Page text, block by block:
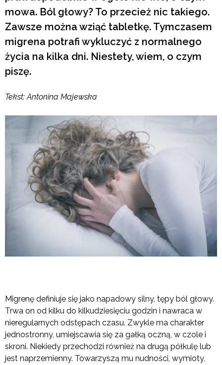
mowa. Ból głowy? To przecież nic takiego.
Zawsze można wziąć tabletkę. Tymczasem
migrena potrafi wykluczyć z normalnego
życia na kilka dni. Niestety, wiem, o czym
piszę.
Tekst: Antonina Majewska
Migrenę definiuje się jako napadowy silny, tępy ból głowy.
Trwa on od kilku do kilkudziesięciu godzin i nawraca w
nieregularnych odstępach czasu. Zwykle ma charakter
jednostronny, umiejscawia się za gałką oczną, w czole i
skroni. Niekiedy przechodzi również na drugą półkulę lub
jest naprzemienny. Towarzyszą mu nudności, wymioty,